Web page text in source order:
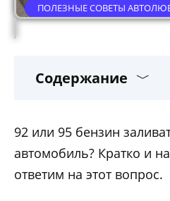
ПОЛЕЗНЫЕ СОВЕТЫ
Содержание
92 или 95 бензин
автомобиль? Кратко и
ответим на этот вопрос.